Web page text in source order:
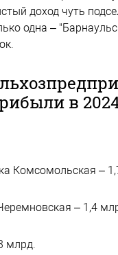
доход чуть
одна –
в
Комсомольская –
– 1,4
млрд.